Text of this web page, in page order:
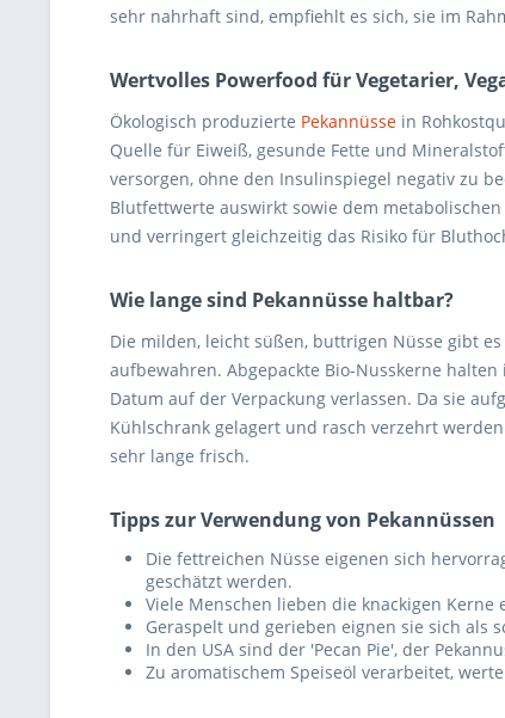
sehr nahrhaft sind, empfiehlt es sich, sie im
Wertvolles Powerfood für Vegetarier,
Ökologisch produzierte Pekannüsse in
Quelle für Eiweiß, gesunde Fette und
versorgen, ohne den Insulinspiegel negativ zu
Blutfettwerte auswirkt sowie dem
und verringert gleichzeitig das Risiko für
Wie lange sind Pekannüsse haltbar?
Die milden, leicht süßen, buttrigen Nüsse gibt
aufbewahren. Abgepackte Bio-Nusskerne
Datum auf der Verpackung verlassen. Da sie
Kühlschrank gelagert und rasch verzehrt
sehr lange frisch.
Tipps zur Verwendung von Pekannüssen
Die fettreichen Nüsse eigenen sich
geschätzt werden.
Viele Menschen lieben die knackigen
Geraspelt und gerieben eignen sie sich als
In den USA sind der 'Pecan Pie', der
Zu aromatischem Speiseöl verarbeitet,